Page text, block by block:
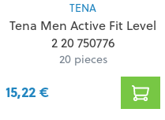
TENA
Tena Men Active Fit Level
2 20 750776
20 pieces
15,22 €